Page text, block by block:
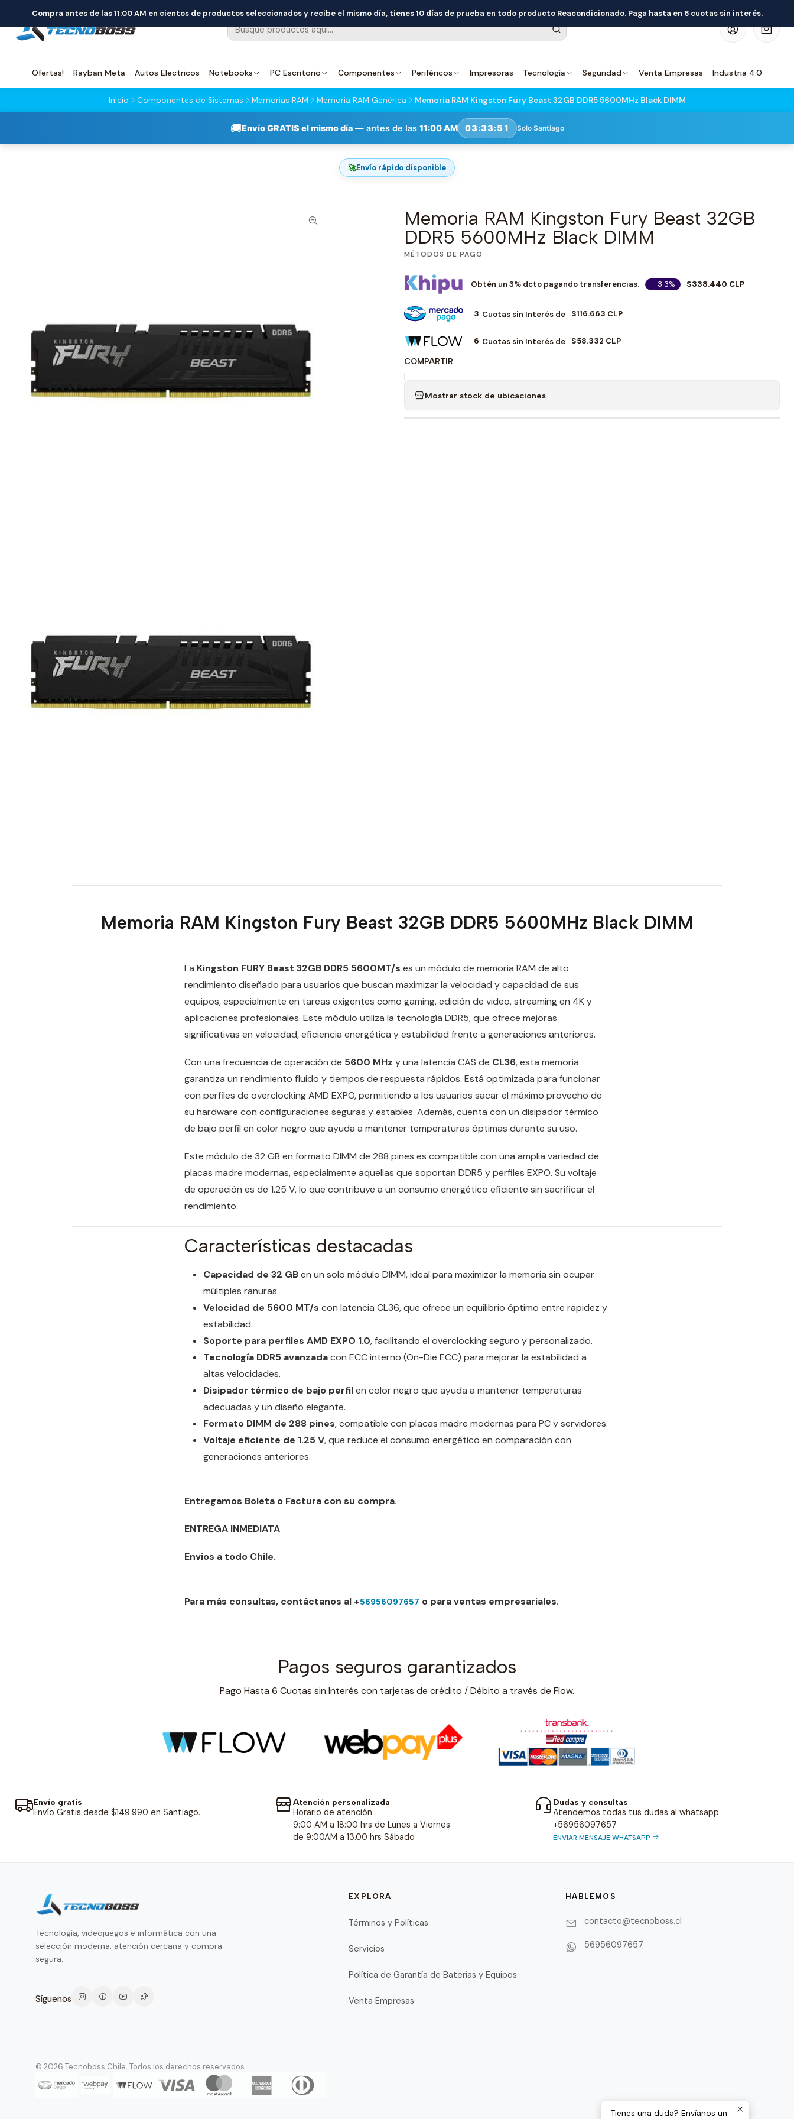
Ofertas! Rayban Meta Autos Electricos Notebooks PC Escritorio Componentes Periféricos Impresoras Tecnología Seguridad Venta Empresas Industria 4.0
Compra antes de las 11:00 AM en cientos de productos seleccionados y recibe el mismo día, tienes 10 días de prueba en todo producto Reacondicionado. Paga hasta en 6 cuotas sin interés.
Inicio Componentes de Sistemas Memorias RAM Memoria RAM Genérica Memoria RAM Kingston Fury Beast 32GB DDR5 5600MHz Black DIMM
🚚Envío GRATIS el mismo día— antes de las 11:00 AM 03:33:51 Solo Santiago
🚀Envío rápido disponible
Memoria RAM Kingston Fury Beast 32GB
DDR5 5600MHz Black DIMM
MÉTODOS DE PAGO
Obtén un 3% dcto pagando transferencias. - 3.3% $338.440 CLP
3 Cuotas sin Interés de $116.663 CLP
6 Cuotas sin Interés de $58.332 CLP
COMPARTIR
|
Mostrar stock de ubicaciones
Memoria RAM Kingston Fury Beast 32GB DDR5 5600MHz Black DIMM
La Kingston FURY Beast 32GB DDR5 5600MT/s es un módulo de memoria RAM de alto
rendimiento diseñado para usuarios que buscan maximizar la velocidad y capacidad de sus
equipos, especialmente en tareas exigentes como gaming, edición de video, streaming en 4K y
aplicaciones profesionales. Este módulo utiliza la tecnología DDR5, que ofrece mejoras
significativas en velocidad, eficiencia energética y estabilidad frente a generaciones anteriores.
Con una frecuencia de operación de 5600 MHz y una latencia CAS de CL36, esta memoria
garantiza un rendimiento fluido y tiempos de respuesta rápidos. Está optimizada para funcionar
con perfiles de overclocking AMD EXPO, permitiendo a los usuarios sacar el máximo provecho de
su hardware con configuraciones seguras y estables. Además, cuenta con un disipador térmico
de bajo perfil en color negro que ayuda a mantener temperaturas óptimas durante su uso.
Este módulo de 32 GB en formato DIMM de 288 pines es compatible con una amplia variedad de
placas madre modernas, especialmente aquellas que soportan DDR5 y perfiles EXPO. Su voltaje
de operación es de 1.25 V, lo que contribuye a un consumo energético eficiente sin sacrificar el
rendimiento.
Características destacadas
Capacidad de 32 GBen un solo módulo DIMM, ideal para maximizar la memoria sin ocupar
múltiples ranuras.
Velocidad de 5600 MT/s con latencia CL36, que ofrece un equilibrio óptimo entre rapidez y
estabilidad.
Soporte para perfiles AMD EXPO 1.0, facilitando el overclocking seguro y personalizado.
Tecnología DDR5 avanzadacon ECC interno (On-Die ECC) para mejorar la estabilidad a
altas velocidades.
Disipador térmico de bajo perfilen color negro que ayuda a mantener temperaturas
adecuadas y un diseño elegante.
Formato DIMM de 288 pines, compatible con placas madre modernas para PC y servidores.
Voltaje eficiente de 1.25 V, que reduce el consumo energético en comparación con
generaciones anteriores.
Entregamos Boleta o Factura con su compra.
ENTREGA INMEDIATA
Envíos a todo Chile.
Para más consultas, contáctanos al +56956097657 o para ventas empresariales.
Pagos seguros garantizados
Pago Hasta 6 Cuotas sin Interés con tarjetas de crédito / Débito a través de Flow.
Envío gratis
Envío Gratis desde $149.990 en Santiago.
Atención personalizada
Horario de atención
9:00 AM a 18:00 hrs de Lunes a Viernes
de 9:00AM a 13.00 hrs Sábado
Dudas y consultas
Atendemos todas tus dudas al whatsapp
+56956097657
ENVIAR MENSAJE WHATSAPP
Tecnología, videojuegos e informática con una
selección moderna, atención cercana y compra
segura.
Síguenos
EXPLORA
Términos y Políticas
Servicios
Política de Garantía de Baterías y Equipos
Venta Empresas
HABLEMOS
contacto@tecnoboss.cl
56956097657
© 2026 Tecnoboss Chile. Todos los derechos reservados.
Tienes una duda? Envíanos un